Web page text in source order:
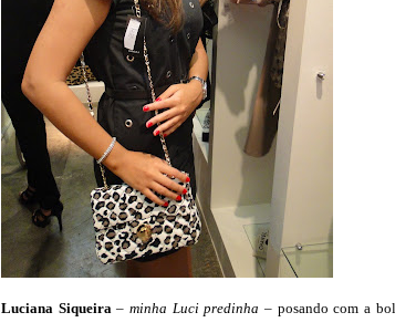
Luciana Siqueira–minha Luci predinha– posando com a